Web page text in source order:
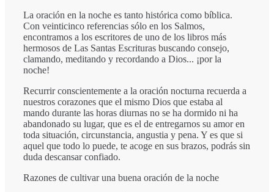
La oración en la noche es tanto histórica como bíblica.
Con veinticinco referencias sólo en los Salmos,
encontramos a los escritores de uno de los libros más
hermosos de Las Santas Escrituras buscando consejo,
clamando, meditando y recordando a Dios... ¡por la
noche!
Recurrir conscientemente a la oración nocturna recuerda a
nuestros corazones que el mismo Dios que estaba al
mando durante las horas diurnas no se ha dormido ni ha
abandonado su lugar, que es el de entregarnos su amor en
toda situación, circunstancia, angustia y pena. Y es que si
aquel que todo lo puede, te acoge en sus brazos, podrás sin
duda descansar confiado.
Razones de cultivar una buena oración de la noche